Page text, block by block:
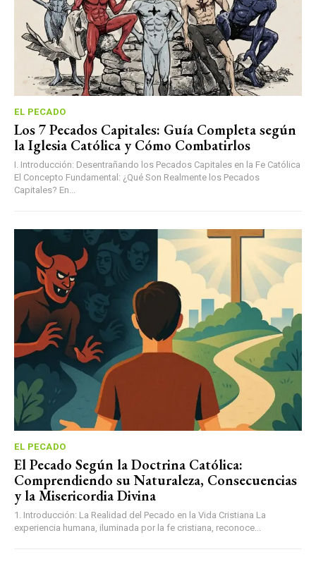
EL PECADO
Los 7 Pecados Capitales: Guía Completa según
la Iglesia Católica y Cómo Combatirlos
I. Introducción: Desentrañando los Pecados Capitales en la Fe Católica
El Concepto Fundamental: ¿Qué Son Realmente los Pecados
Capitales? En...
EL PECADO
El Pecado Según la Doctrina Católica:
Comprendiendo su Naturaleza, Consecuencias
y la Misericordia Divina
1. Introducción: La Realidad del Pecado en la Vida Cristiana La
experiencia humana, iluminada por la fe cristiana, reconoce...